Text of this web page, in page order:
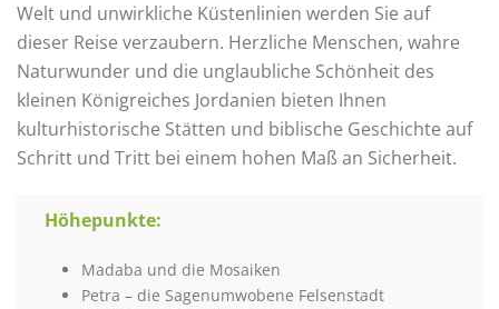
Welt und unwirkliche Küstenlinien werden Sie auf
dieser Reise verzaubern. Herzliche Menschen, wahre
Naturwunder und die unglaubliche Schönheit des
kleinen Königreiches Jordanien bieten Ihnen
kulturhistorische Stätten und biblische Geschichte auf
Schritt und Tritt bei einem hohen Maß an Sicherheit.
Höhepunkte:
Madaba und die Mosaiken
Petra – die Sagenumwobene Felsenstadt